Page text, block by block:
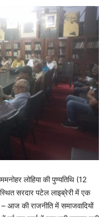
लोहिया की पुण्यतिथि (12
सरदार पटेल लाइब्रेरी में एक
आज की राजनीति में समाजवादियों